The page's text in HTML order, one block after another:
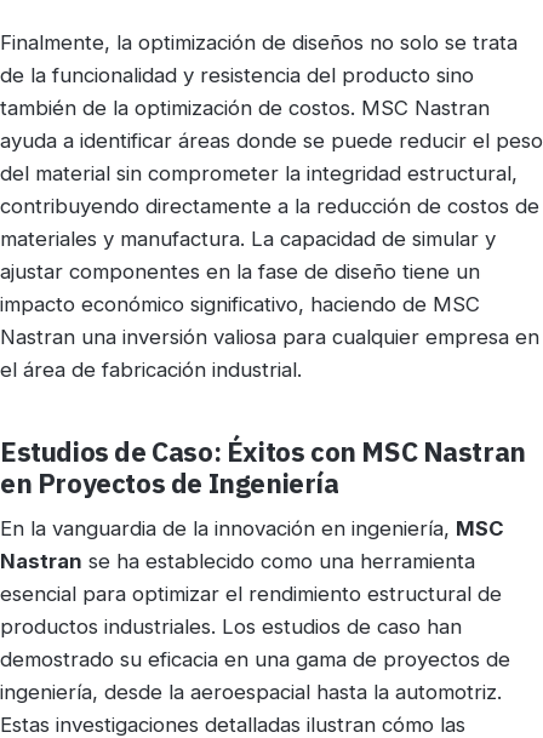
Finalmente, la optimización de diseños no solo se trata
de la funcionalidad y resistencia del producto sino
también de la optimización de costos. MSC Nastran
ayuda a identificar áreas donde se puede reducir el peso
del material sin comprometer la integridad estructural,
contribuyendo directamente a la reducción de costos de
materiales y manufactura. La capacidad de simular y
ajustar componentes en la fase de diseño tiene un
impacto económico significativo, haciendo de MSC
Nastran una inversión valiosa para cualquier empresa en
el área de fabricación industrial.
Estudios de Caso: Éxitos con MSC Nastran
en Proyectos de Ingeniería
En la vanguardia de la innovación en ingeniería, MSC
Nastran se ha establecido como una herramienta
esencial para optimizar el rendimiento estructural de
productos industriales. Los estudios de caso han
demostrado su eficacia en una gama de proyectos de
ingeniería, desde la aeroespacial hasta la automotriz.
Estas investigaciones detalladas ilustran cómo las